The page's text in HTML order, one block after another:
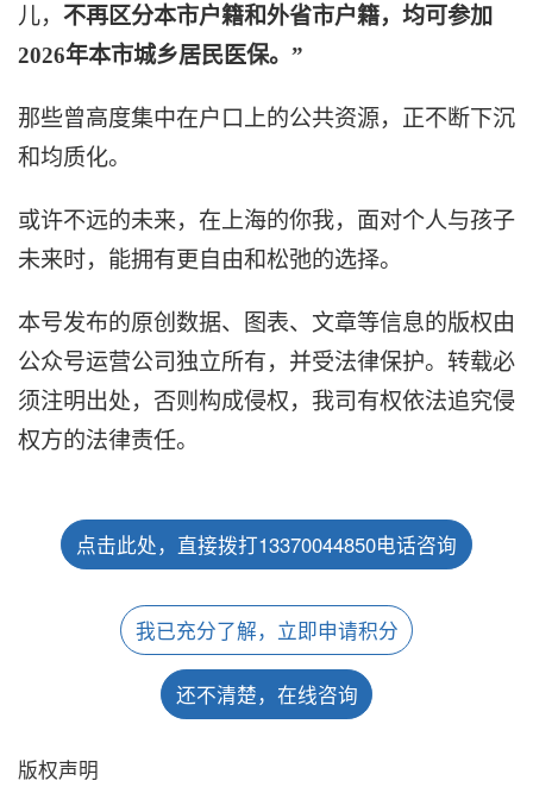
儿， 不再区分本市户籍和外省市户籍，均可参加
2026年本市城乡居民医保。”
那些曾高度集中在户口上的公共资源，正不断下沉
和均质化。
或许不远的未来，在上海的你我，面对个人与孩子
未来时，能拥有更自由和松弛的选择。
本号发布的原创数据、图表、文章等信息的版权由
公众号运营公司独立所有，并受法律保护。转载必
须注明出处，否则构成侵权，我司有权依法追究侵
权方的法律责任。
点击此处，直接拨打13370044850电话咨询
我已充分了解，立即申请积分
还不清楚，在线咨询
版权声明